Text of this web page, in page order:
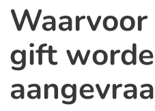
gift